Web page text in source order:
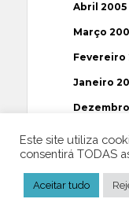
Abril 2005
Março
Fevereiro
Janeiro
Novembro
Outubro
Setembro
Este site utiliza
consentirá TODAS
Aceitar tudo